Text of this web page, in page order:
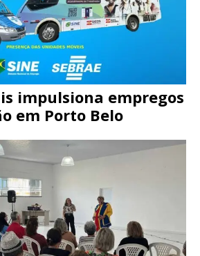
impulsiona empregos
em Porto Belo